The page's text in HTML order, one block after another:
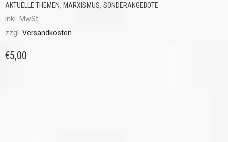
AKTUELLE THEMEN, MARXISMUS, SONDERANGEBOTE
inkl. MwSt.
zzgl. Versandkosten
€5,00